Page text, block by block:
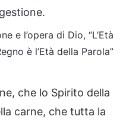
e l’opera di Dio, “L’Età
è l’Età della Parola”
che lo Spirito della
carne, che tutta la